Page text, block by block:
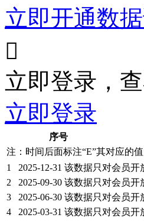
立即开通数

立即登录，
立即登录
序号
注：时间后面标注“E”其对应的
1
2025-12-31 该数据只对会员开
2
2025-09-30 该数据只对会员开
3
2025-06-30 该数据只对会员开
4
2025-03-31 该数据只对会员开